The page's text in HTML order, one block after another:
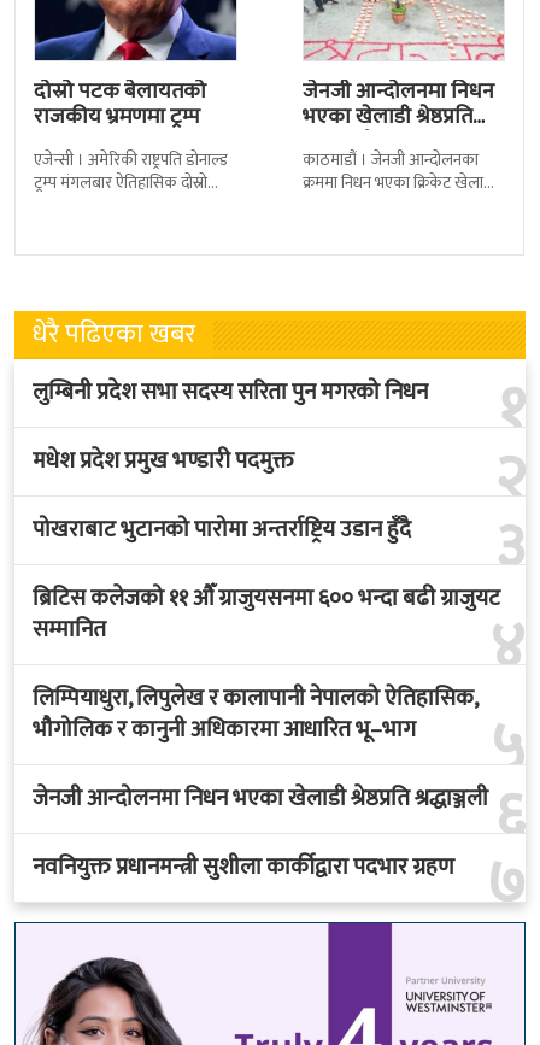
दोस्रो पटक बेलायतको
राजकीय भ्रमणमा ट्रम्प
एजेन्सी । अमेरिकी राष्ट्रपति डोनाल्ड
ट्रम्प मंगलबार ऐतिहासिक दोस्रो
बेलायत सरकारले
जेनजी आन्दोलनमा निधन
भएका खेलाडी श्रेष्ठप्रति
श्रद्धाञ्जली
काठमाडौं । जेनजी आन्दोलनका
क्रममा निधन भएका क्रिकेट खेलाडी
त्रिपुरेश्वरस्थीत राष्ट्रिय खेलकुद
धेरै पढिएका खबर
१
लुम्बिनी प्रदेश सभा सदस्य सरिता पुन मगरको निधन
२
मधेश प्रदेश प्रमुख भण्डारी पदमुक्त
३
पोखराबाट भुटानको पारोमा अन्तर्राष्ट्रिय उडान हुँदै
४
ब्रिटिस कलेजको ११ औँ ग्राजुयसनमा ६०० भन्दा बढी ग्राजुयट
सम्मानित
५
लिम्पियाधुरा, लिपुलेख र कालापानी नेपालको ऐतिहासिक,
भौगोलिक र कानुनी अधिकारमा आधारित भू–भाग
६
जेनजी आन्दोलनमा निधन भएका खेलाडी श्रेष्ठप्रति श्रद्धाञ्जली
७
नवनियुक्त प्रधानमन्त्री सुशीला कार्कीद्वारा पदभार ग्रहण